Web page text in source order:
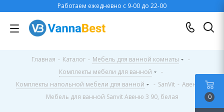
Работаем ежедневно с 9-00 до 22-00
Главная - Каталог - Мебель для ванной комнаты
-
Комплекты мебели для ванной
-
Комплекты напольной мебели для ванной
- SanVit - Авеню
-
Мебель для ванной Sanvit Авеню 3 90, белая
0